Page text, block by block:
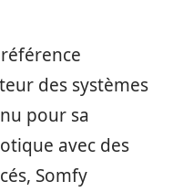
des systèmes
pour sa
avec des
Somfy